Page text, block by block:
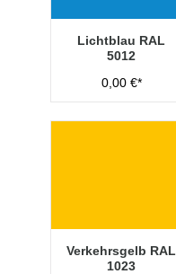
Lichtblau RAL
5012
0,00 €*
Verkehrsgelb RAL
1023